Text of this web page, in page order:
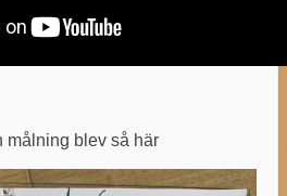
målning blev så här